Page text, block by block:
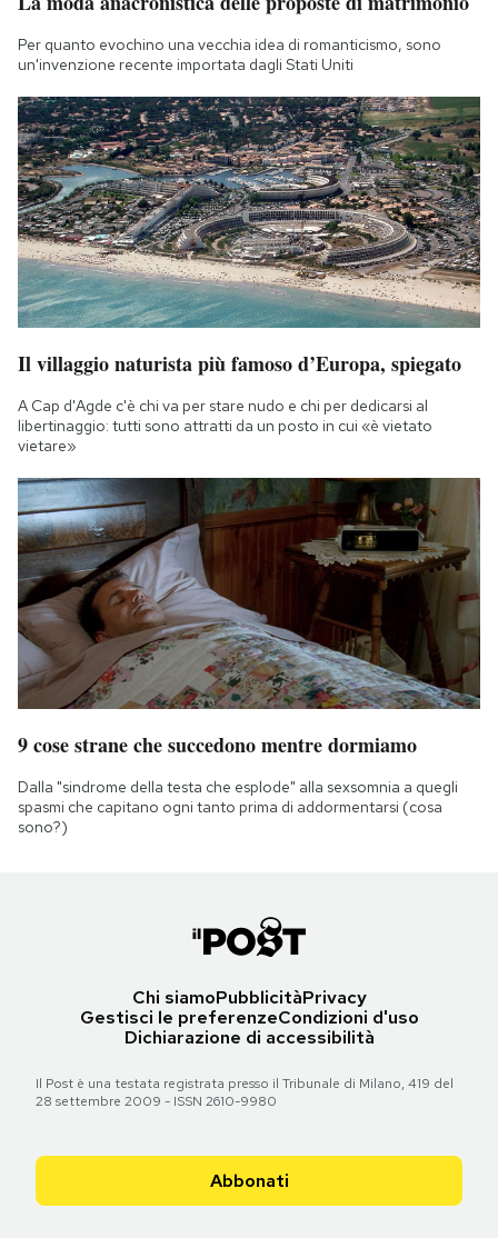
Per quanto evochino una vecchia idea di romanticismo, sono
un'invenzione recente importata dagli Stati Uniti
Il villaggio naturista più famoso d’Europa, spiegato
A Cap d'Agde c'è chi va per stare nudo e chi per dedicarsi al
libertinaggio: tutti sono attratti da un posto in cui «è vietato
vietare»
9 cose strane che succedono mentre dormiamo
Dalla "sindrome della testa che esplode" alla sexsomnia a quegli
spasmi che capitano ogni tanto prima di addormentarsi (cosa
sono?)
Chi siamoPubblicitàPrivacy
Gestisci le preferenzeCondizioni d'uso
Dichiarazione di accessibilità
Il Post è una testata registrata presso il Tribunale di Milano, 419 del
28 settembre 2009 - ISSN 2610-9980
Abbonati